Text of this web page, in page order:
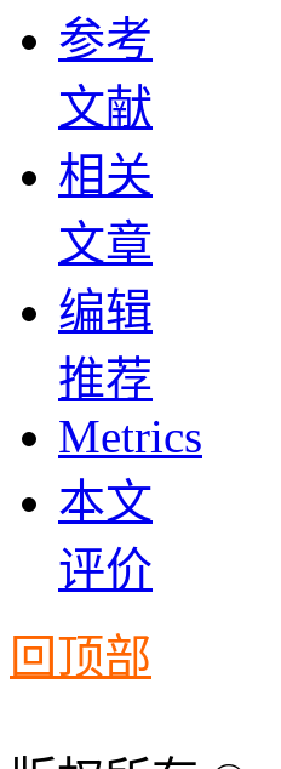
参考
文献
相关
文章
编辑
推荐
Metrics
本文
评价
回顶部